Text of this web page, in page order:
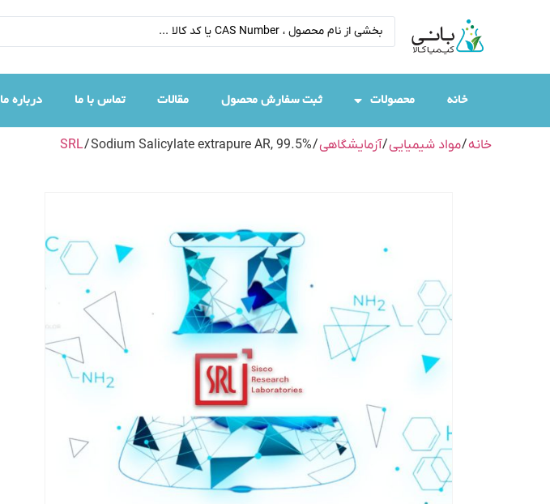
خانه محصولات ثبت سفارش محصول مقالات تماس با ما درباره ما
خانه/مواد شیمیایی/آزمایشگاهی/
SRL/ Sodium Salicylate extrapure AR, 99.5%